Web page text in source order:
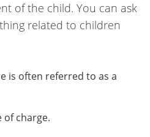
of the child. You can ask
related to children
is often referred to as a
of charge.